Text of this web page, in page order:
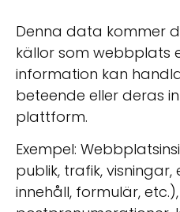
Denna data kommer
källor som webbplats
information kan
beteende eller deras
plattform.
Exempel:
publik, trafik,
innehåll, formulär,